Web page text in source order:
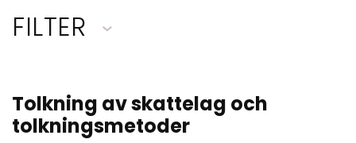
FILTER
Tolkning av skattelag och
tolkningsmetoder